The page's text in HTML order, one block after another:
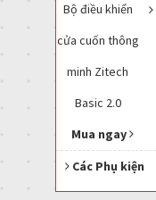
Bộ điều khiển
cửa cuốn thông
minh Zitech
Basic 2.0
Mua ngay
Các Phụ kiện